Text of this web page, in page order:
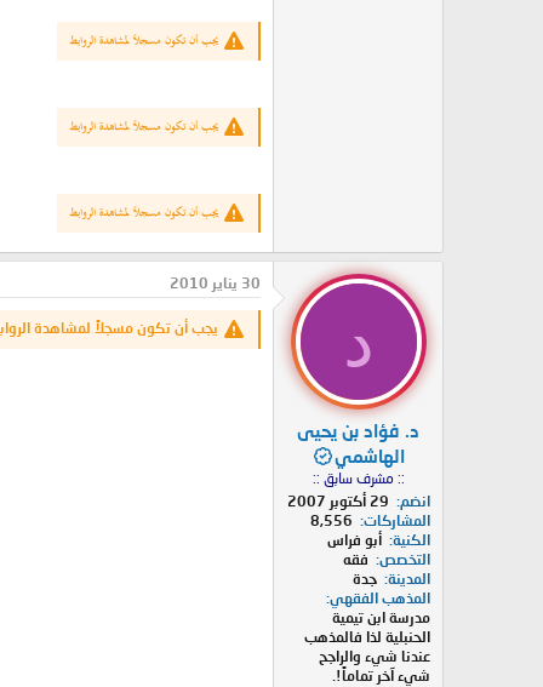
يجب أن تكون مسجلاً لمشاهدة الروابط
يجب أن تكون مسجلاً لمشاهدة الروابط
يجب أن تكون مسجلاً لمشاهدة الروابط
د
د. فؤاد بن يحيى
الهاشمي
:: مشرف سابق ::
انضم
29 أكتوبر 2007
المشاركات
8,556
الكنية أبو فراس
التخصص
فقه
المدينة جدة
المذهب الفقهي
مدرسة ابن تيمية
الحنبلية لذا فالمذهب
عندنا شيء والراجح
شيء آخر تماماً!.
30 يناير 2010
يجب أن تكون مسجلاً لمشاهدة